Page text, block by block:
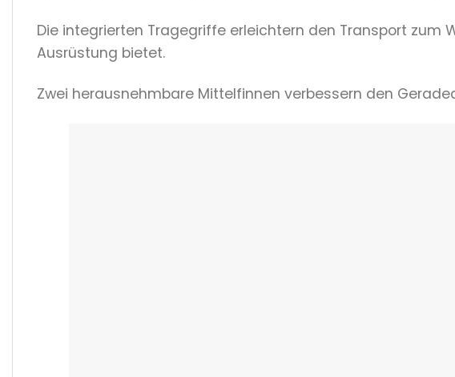
Die integrierten Tragegriffe erleichtern den Transport zum
Ausrüstung bietet.
Zwei herausnehmbare Mittelfinnen verbessern den